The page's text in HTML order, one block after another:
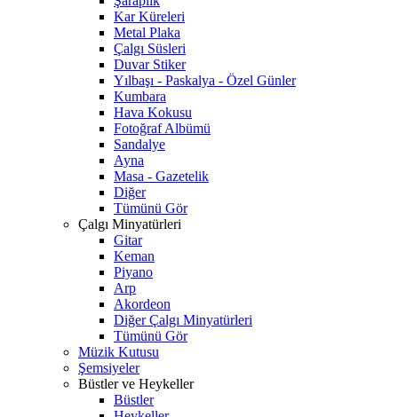
Kar Küreleri
Metal Plaka
Çalgı Süsleri
Duvar Stiker
Yılbaşı - Paskalya - Özel Günler
Kumbara
Hava Kokusu
Fotoğraf Albümü
Sandalye
Ayna
Masa - Gazetelik
Diğer
Tümünü Gör
Çalgı Minyatürleri
Gitar
Keman
Piyano
Arp
Akordeon
Diğer Çalgı Minyatürleri
Tümünü Gör
Müzik Kutusu
Şemsiyeler
Büstler ve Heykeller
Büstler